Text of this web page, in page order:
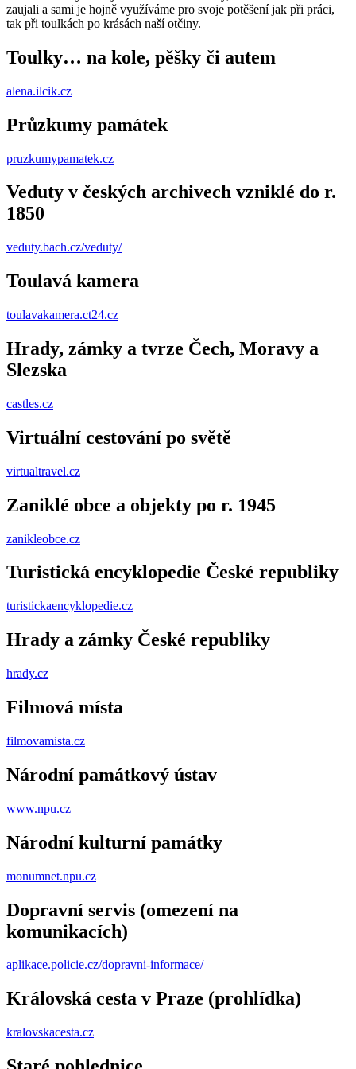
zaujali a sami je hojně využíváme pro svoje potěšení jak při práci,
tak při toulkách po krásách naší otčiny.
Toulky… na kole, pěšky či autem
alena.ilcik.cz
Průzkumy památek
pruzkumypamatek.cz
Veduty v českých archivech vzniklé do r.
1850
veduty.bach.cz/veduty/
Toulavá kamera
toulavakamera.ct24.cz
Hrady, zámky a tvrze Čech, Moravy a
Slezska
castles.cz
Virtuální cestování po světě
virtualtravel.cz
Zaniklé obce a objekty po r. 1945
zanikleobce.cz
Turistická encyklopedie České republiky
turistickaencyklopedie.cz
Hrady a zámky České republiky
hrady.cz
Filmová místa
filmovamista.cz
Národní památkový ústav
www.npu.cz
Národní kulturní památky
monumnet.npu.cz
Dopravní servis (omezení na
komunikacích)
aplikace.policie.cz/dopravni-informace/
Královská cesta v Praze (prohlídka)
kralovskacesta.cz